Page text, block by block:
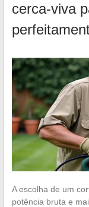
cerca-viva
A escolha de um
potência bruta e